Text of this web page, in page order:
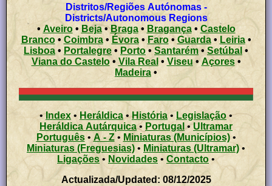
Distritos/Regiões Autónomas -
Districts/Autonomous Regions
• Aveiro• Beja•Braga• Bragança• Castelo
Branco• Coimbra• Évora• Faro• Guarda• Leiria•
Lisboa • Portalegre • Porto • Santarém •Setúbal •
Viana do Castelo• Vila Real • Viseu•Açores •
Madeira •
•Index • Heráldica•História • Legislação •
Heráldica Autárquica• Portugal •Ultramar
Português• A - Z• Miniaturas (Municípios)•
Miniaturas (Freguesias) • Miniaturas (Ultramar)•
Ligações • Novidades • Contacto •
Actualizada/Updated: 08/12/2025